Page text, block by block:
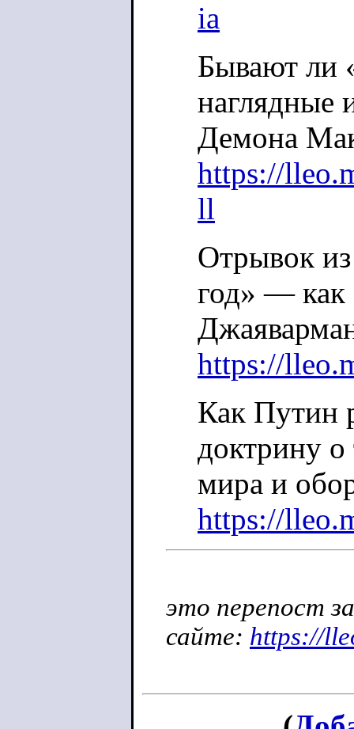
ia
Бывают ли
наглядные
Демона
https://
ll
Отрывок
год» — как
https://
Как Путин
доктрину
мира и
https://
это перепост
сайте: https://